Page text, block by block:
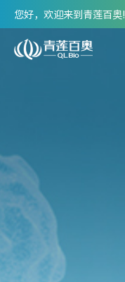
您好，欢迎来到青莲百奥!